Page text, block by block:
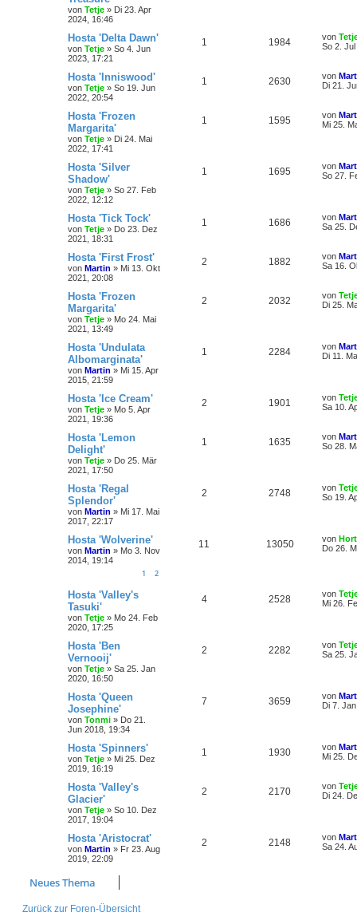
von Tetje » Di 23. Apr
2024, 16:46
Hosta 'Delta Dawn'
von Tetje » So 4. Jun
2023, 17:21
1 1984 von
So 2.
Hosta 'Inniswood'
von Tetje » So 19. Jun
2022, 20:54
1 2630 von
Di 21.
Hosta 'Frozen
Margarita'
von Tetje » Di 24. Mai
2022, 17:41
1 1595 von
Mi 25.
Hosta 'Silver
Shadow'
von Tetje » So 27. Feb
2022, 12:12
1 1695 von
So 27.
Hosta 'Tick Tock'
von Tetje » Do 23. Dez
2021, 18:31
1 1686 von
Sa 25.
Hosta 'First Frost'
von Martin » Mi 13. Okt
2021, 20:08
2 1882 von
Sa 16.
Hosta 'Frozen
Margarita'
von Tetje » Mo 24. Mai
2021, 13:49
2 2032 von
Di 25.
Hosta 'Undulata
Albomarginata'
von Martin » Mi 15. Apr
2015, 21:59
1 2284 von
Di 11.
Hosta 'Ice Cream'
von Tetje » Mo 5. Apr
2021, 19:36
2 1901 von
Sa 10.
Hosta 'Lemon
Delight'
von Tetje » Do 25. Mär
2021, 17:50
1 1635 von
So 28.
Hosta 'Regal
Splendor'
von Martin » Mi 17. Mai
2017, 22:17
2 2748 von
So 19.
Hosta 'Wolverine'
von Martin » Mo 3. Nov
2014, 19:14
1 2
11 13050 von
Do 26.
Hosta 'Valley's
Tasuki'
von Tetje » Mo 24. Feb
2020, 17:25
4 2528 von
Mi 26.
Hosta 'Ben
Vernooij'
von Tetje » Sa 25. Jan
2020, 16:50
2 2282 von
Sa 25.
Hosta 'Queen
Josephine'
von Tonmi » Do 21.
Jun 2018, 19:34
7 3659 von
Di 7.
Hosta 'Spinners'
von Tetje » Mi 25. Dez
2019, 16:19
1 1930 von
Mi 25.
Hosta 'Valley's
Glacier'
von Tetje » So 10. Dez
2017, 19:04
2 2170 von
Di 24.
Hosta 'Aristocrat'
von Martin » Fr 23. Aug
2019, 22:09
2 2148 von
Sa 24.
Neues Thema
Zurück zur Foren-Übersicht